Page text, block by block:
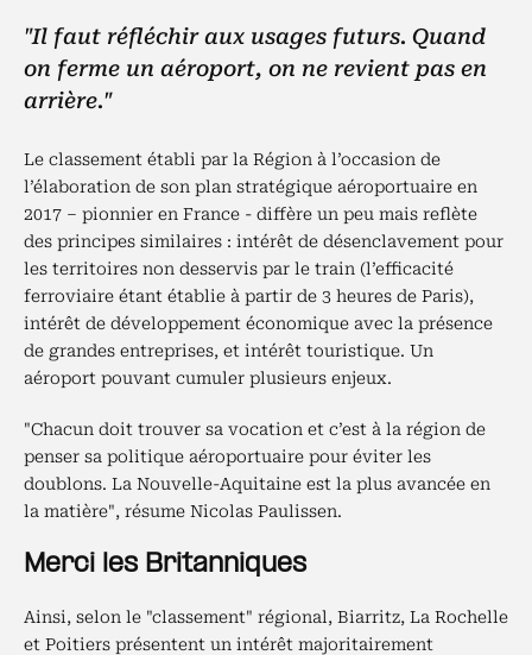
"Il faut réfléchir aux usages futurs. Quand
on ferme un aéroport, on ne revient pas en
arrière."
Le classement établi par la Région à l’occasion de
l’élaboration de son plan stratégique aéroportuaire en
2017 – pionnier en France - diffère un peu mais reflète
des principes similaires : intérêt de désenclavement pour
les territoires non desservis par le train (l’efficacité
ferroviaire étant établie à partir de 3 heures de Paris),
intérêt de développement économique avec la présence
de grandes entreprises, et intérêt touristique. Un
aéroport pouvant cumuler plusieurs enjeux.
"Chacun doit trouver sa vocation et c’est à la région de
penser sa politique aéroportuaire pour éviter les
doublons. La Nouvelle-Aquitaine est la plus avancée en
la matière", résume Nicolas Paulissen.
Merci les Britanniques
Ainsi, selon le "classement" régional, Biarritz, La Rochelle
et Poitiers présentent un intérêt majoritairement